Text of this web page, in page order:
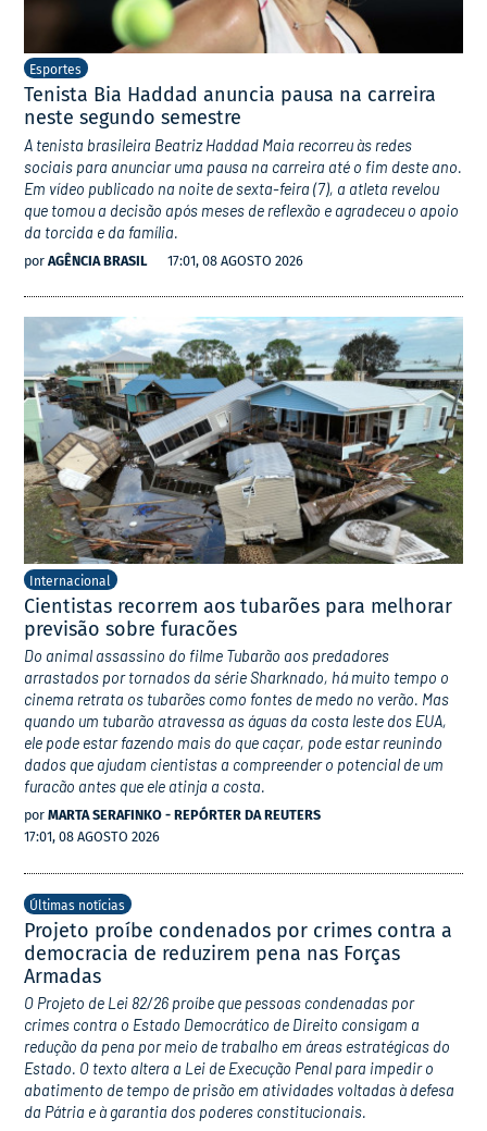
Esportes
Tenista Bia Haddad anuncia pausa na carreira
neste segundo semestre
A tenista brasileira Beatriz Haddad Maia recorreu às redes
sociais para anunciar uma pausa na carreira até o fim deste ano.
Em vídeo publicado na noite de sexta-feira (7), a atleta revelou
que tomou a decisão após meses de reflexão e agradeceu o apoio
da torcida e da família.
por AGÊNCIA BRASIL 17:01, 08 AGOSTO 2026
Internacional
Cientistas recorrem aos tubarões para melhorar
previsão sobre furacões
Do animal assassino do filme Tubarão aos predadores
arrastados por tornados da série Sharknado, há muito tempo o
cinema retrata os tubarões como fontes de medo no verão. Mas
quando um tubarão atravessa as águas da costa leste dos EUA,
ele pode estar fazendo mais do que caçar, pode estar reunindo
dados que ajudam cientistas a compreender o potencial de um
furacão antes que ele atinja a costa.
por MARTA SERAFINKO - REPÓRTER DA REUTERS
17:01, 08 AGOSTO 2026
Últimas notícias
Projeto proíbe condenados por crimes contra a
democracia de reduzirem pena nas Forças
Armadas
O Projeto de Lei 82/26 proíbe que pessoas condenadas por
crimes contra o Estado Democrático de Direito consigam a
redução da pena por meio de trabalho em áreas estratégicas do
Estado. O texto altera a Lei de Execução Penal para impedir o
abatimento de tempo de prisão em atividades voltadas à defesa
da Pátria e à garantia dos poderes constitucionais.